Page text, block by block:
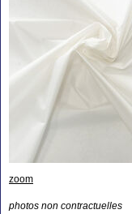
zoom
photos non contractuelles